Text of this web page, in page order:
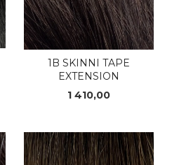
1B SKINNI TAPE
EXTENSION
Pris
1 410,00